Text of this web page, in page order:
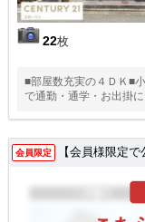
22枚
■部屋数充実の４ＤＫ■
で通勤・通学・お出掛に
会員限定 【会員様限定で